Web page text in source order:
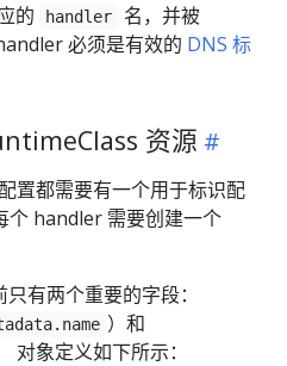
的 handler
名，并被
必须是有效的 DNS 标
资源
置都需要有一个用于标识配
个 handler 需要创建一个
有两个重要的字段：
）和
对象定义如下所示：